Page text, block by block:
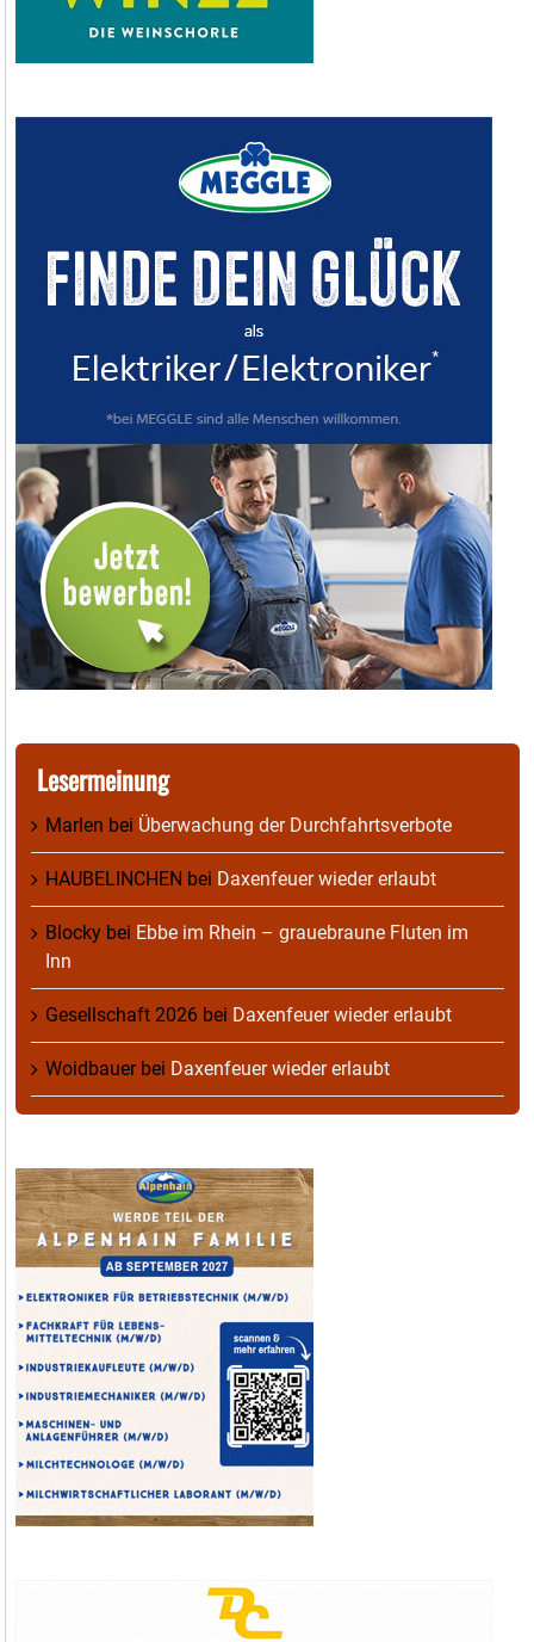
Lesermeinung
Marlen bei Überwachung der Durchfahrtsverbote
HAUBELINCHEN bei Daxenfeuer wieder erlaubt
Blocky bei Ebbe im Rhein – grauebraune Fluten im
Inn
Gesellschaft 2026 bei Daxenfeuer wieder erlaubt
Woidbauerbei Daxenfeuer wieder erlaubt